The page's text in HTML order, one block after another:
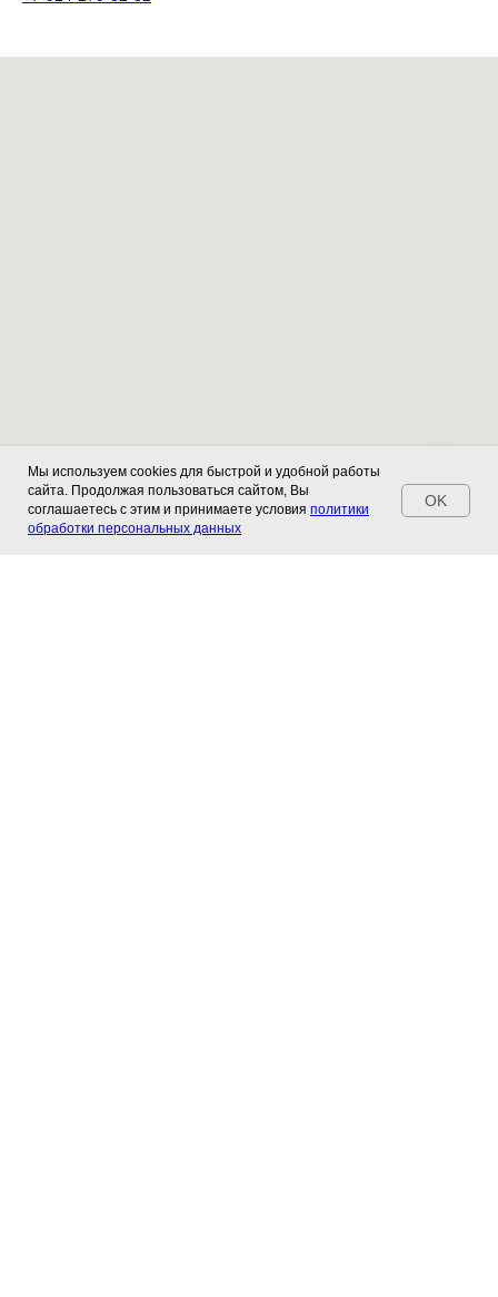
Мы используем cookies для быстрой и удобной работы
сайта. Продолжая пользоваться сайтом, Вы
соглашаетесь с этим и принимаете условия политики
обработки персональных данных
OK